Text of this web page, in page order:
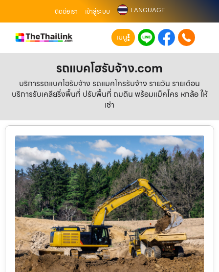
ติดต่อเรา เข้าสู่ระบบ LANGUAGE
เมนู
รถแบคโฮรับจ้าง.com
บริการรถแบคโฮรับจ้าง รถแมคโครรับจ้าง รายวัน รายเดือน
บริการรับเคลียริ่งพื้นที่ ปรับพื้นที่ ถมดิน พร้อมแม็คโคร หกล้อ ให้
เช่า